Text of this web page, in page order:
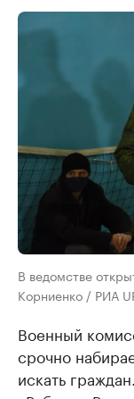
В ведомстве
Корниенко / РИА
Военный
срочно
искать